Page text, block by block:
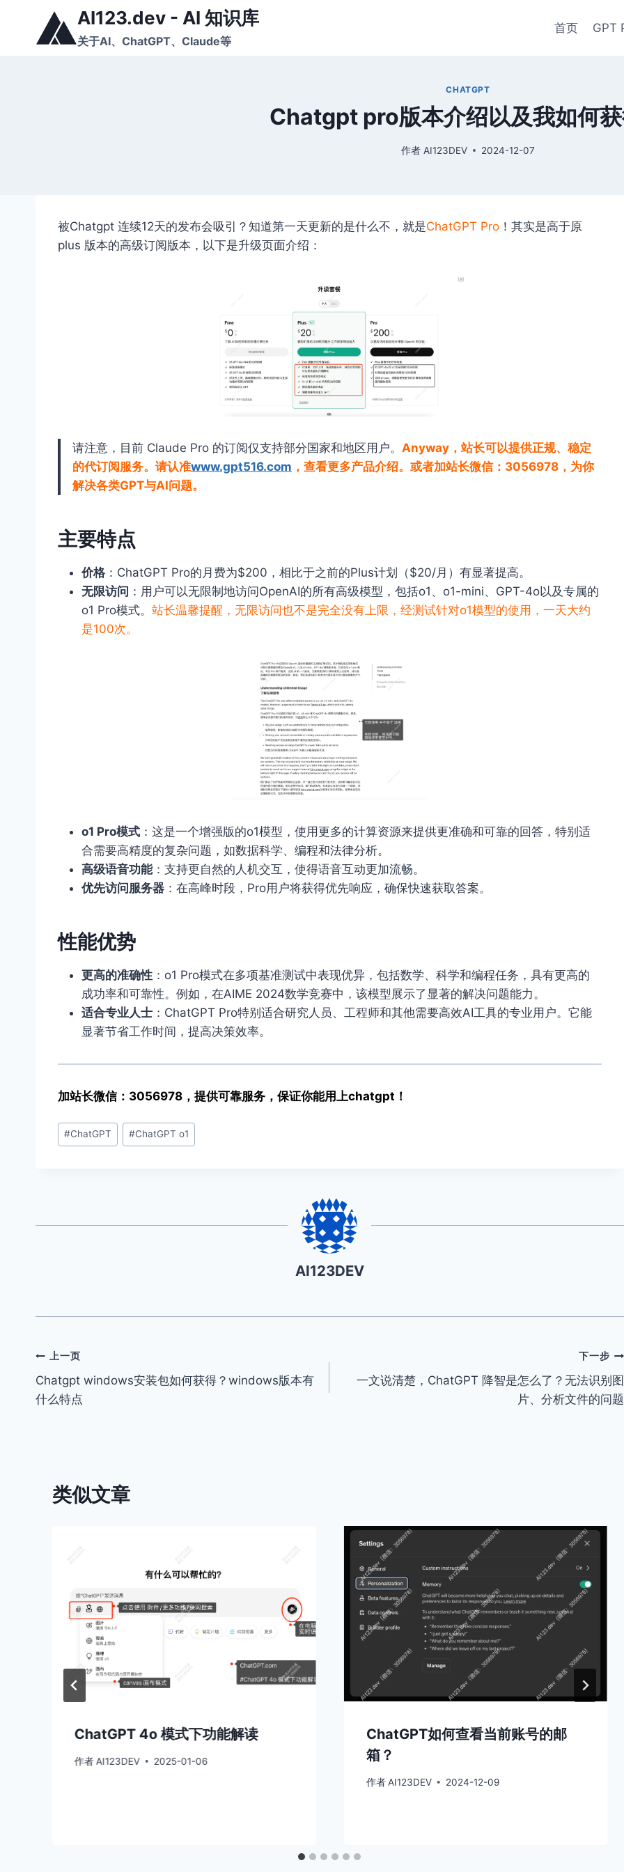
AI123.dev - AI 知识库
关于AI、ChatGPT、Claude等
首页 GPT
CHATGPT
Chatgpt pro版本介绍以及我如何
作者 AI123DEV 2024-12-07
被Chatgpt 连续12天的发布会吸引？知道第一天更新的是什么不，就是ChatGPT Pro ！其实是高于原
plus 版本的高级订阅版本，以下是升级页面介绍：
请注意，目前 Claude Pro 的订阅仅支持部分国家和地区用户。 Anyway，站长可以提供正规、稳定
的代订阅服务。请认准www.gpt516.com ，查看更多产品介绍。或者加站长微信：3056978，为你
解决各类GPT与AI问题。
主要特点
价格 ：ChatGPT Pro的月费为$200，相比于之前的Plus计划（$20/月）有显著提高。
无限访问 ：用户可以无限制地访问OpenAI的所有高级模型，包括o1、o1-mini、GPT-4o以及专属的
o1 Pro模式。 站长温馨提醒，无限访问也不是完全没有上限，经测试针对o1模型的使用，一天大约
是100次。
o1 Pro模式 ：这是一个增强版的o1模型，使用更多的计算资源来提供更准确和可靠的回答，特别适
合需要高精度的复杂问题，如数据科学、编程和法律分析。
高级语音功能：支持更自然的人机交互，使得语音互动更加流畅。
优先访问服务器 ：在高峰时段，Pro用户将获得优先响应，确保快速获取答案。
性能优势
更高的准确性 ：o1 Pro模式在多项基准测试中表现优异，包括数学、科学和编程任务，具有更高的
成功率和可靠性。例如，在AIME 2024数学竞赛中，该模型展示了显著的解决问题能力。
适合专业人士 ：ChatGPT Pro特别适合研究人员、工程师和其他需要高效AI工具的专业用户。它能
显著节省工作时间，提高决策效率。
加站长微信：3056978，提供可靠服务，保证你能用上chatgpt！
文
章
#ChatGPT #ChatGPT o1
AI123DEV
文
章
上一页
Chatgpt windows安装包如何获得？windows版本有
什么特点
下一步
一文说清楚，ChatGPT 降智是怎么了？无法识别图
片、分析文件的问题
类似文章
ChatGPT 4o 模式下功能解读
作者AI123DEV 2025-01-06
ChatGPT如何查看当前账号的邮
箱？
作者 AI123DEV 2024-12-09